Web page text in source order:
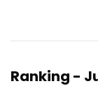
Ranking -